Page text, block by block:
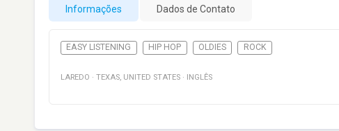
Informações Dados de Contato
EASY LISTENING HIP HOP OLDIES ROCK
LAREDO · TEXAS, UNITED STATES · INGLÊS